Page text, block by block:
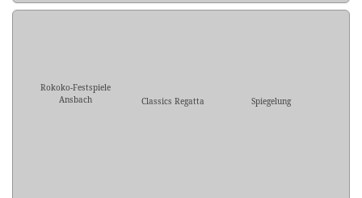
Rokoko-Festspiele
Ansbach
Classics Regatta Spiegelung